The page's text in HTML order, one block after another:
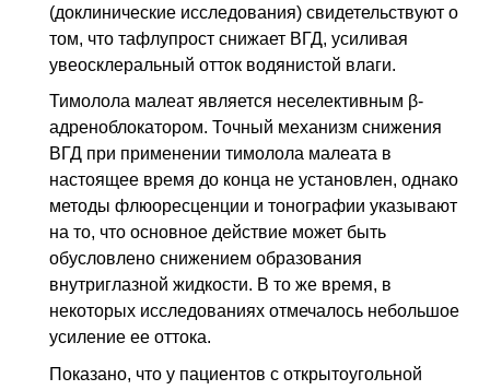
(доклинические исследования) свидетельствуют о
том, что тафлупрост снижает ВГД, усиливая
увеосклеральный отток водянистой влаги.
Тимолола малеат является неселективным β-
адреноблокатором. Точный механизм снижения
ВГД при применении тимолола малеата в
настоящее время до конца не установлен, однако
методы флюоресценции и тонографии указывают
на то, что основное действие может быть
обусловлено снижением образования
внутриглазной жидкости. В то же время, в
некоторых исследованиях отмечалось небольшое
усиление ее оттока.
Показано, что у пациентов с открытоугольной